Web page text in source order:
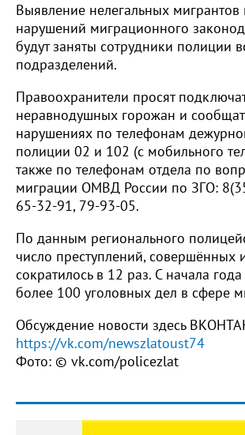
Выявление нелегальных мигрантов
нарушений миграционного
будут заняты сотрудники полиции
подразделений.
Правоохранители просят
неравнодушных горожан и
нарушениях по телефонам
полиции 02 и 102 (с мобильного
также по телефонам отдела по
миграции ОМВД России по ЗГО:
65-32-91, 79-93-05.
По данным регионального
число преступлений, совершённых
сократилось в 12 раз. С начала
более 100 уголовных дел в сфере
Обсуждение новости здесь
https://vk.com/newszlatoust74
Фото: © vk.com/policezlat